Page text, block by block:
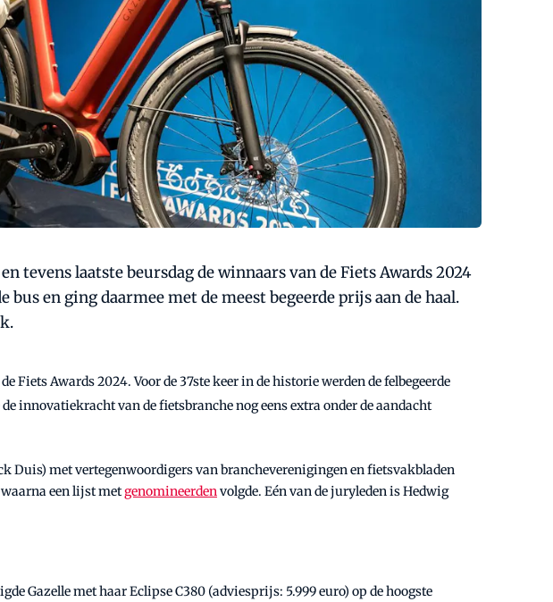
tevens laatste beursdag de winnaars van de Fiets Awards 2024
en ging daarmee met de meest begeerde prijs aan de haal.
Awards 2024. Voor de 37ste keer in de historie werden de felbegeerde
innovatiekracht van de fietsbranche nog eens extra onder de aandacht
met vertegenwoordigers van brancheverenigingen en fietsvakbladen
waarna een lijst metgenomineerdenvolgde. Eén van de juryleden is Hedwig
Gazelle met haar Eclipse C380 (adviesprijs: 5.999 euro) op de hoogste